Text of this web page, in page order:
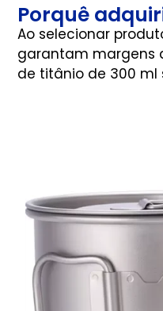
Porquê
Ao selecionar
garantam margens
de titânio de 300 ml